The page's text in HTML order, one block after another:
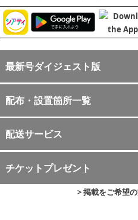
最新号ダイジェスト版
配布・設置箇所一覧
配送サービス
チケットプレゼント
> 掲載をご希望